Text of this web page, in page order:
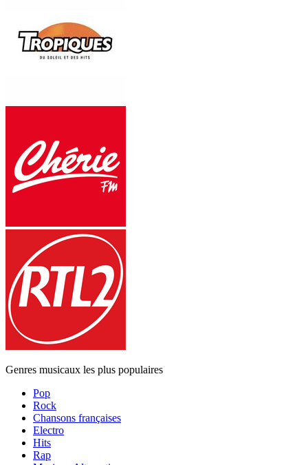
Genres musicaux les plus populaires
Pop
Rock
Chansons françaises
Electro
Hits
Rap